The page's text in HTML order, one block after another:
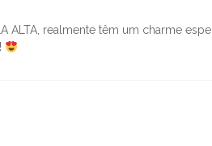
ALTA, realmente têm um charme